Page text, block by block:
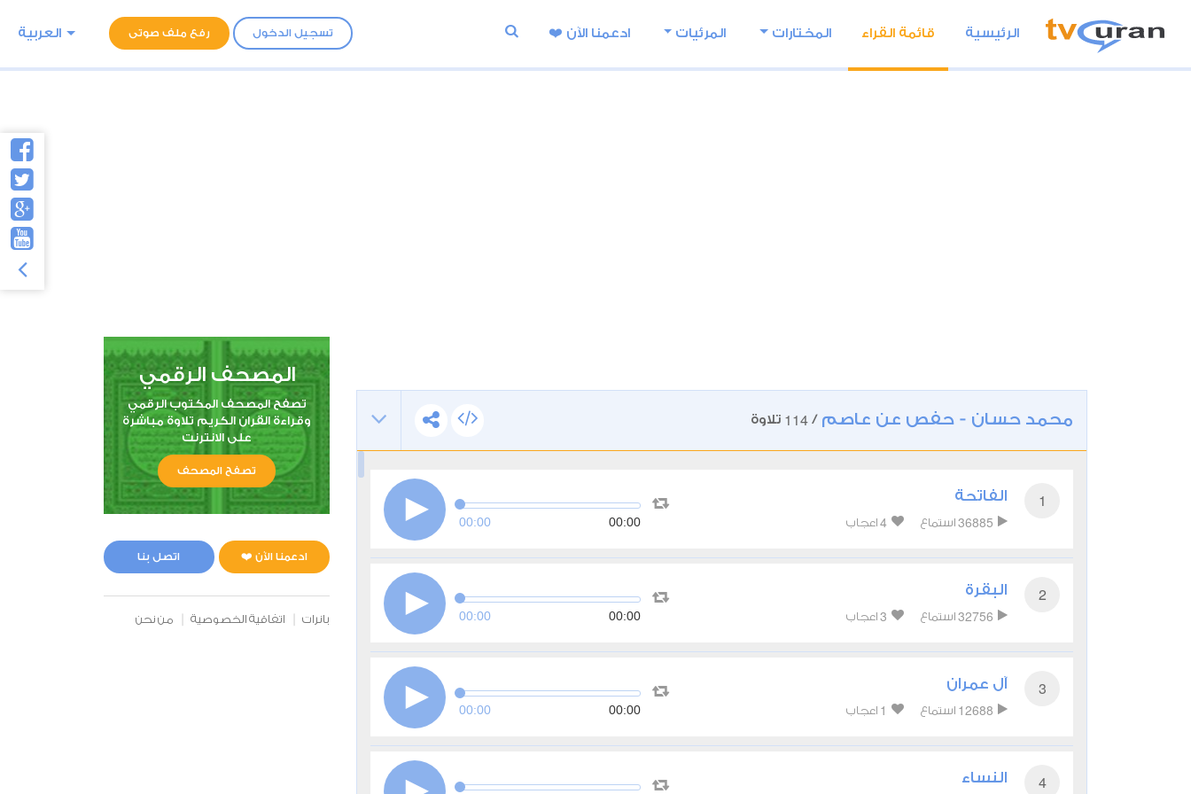
تسجيل الدخول رفع ملف صوتى العربية الرئيسية قائمة القراء المختارات المرئيات ادعمنا اﻵن ❤️
محمد حسان - حفص عن عاصم /
114 تلاوة
1 الفاتحة
36885 استماع 4 اعجاب 00:00 00:00
2 البقرة
32756 استماع 3 اعجاب 00:00 00:00
3 آل عمران
12688 استماع 1 اعجاب 00:00 00:00
4 النساء
المصحف الرقمي
تصفح المصحف المكتوب الرقمي
وقراءة القران الكريم تلاوة مباشرة
على الانترنت
تصفح المصحف
ادعمنا الآن ❤️ اتصل بنا
بانرات اتفاقية الخصوصية من نحن